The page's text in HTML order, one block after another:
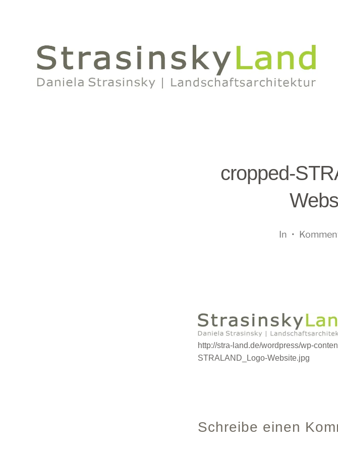
cropped-
In •
http://stra-land.de/wordpress/wp-
STRALAND_Logo-Website.jpg
Schreibe einen